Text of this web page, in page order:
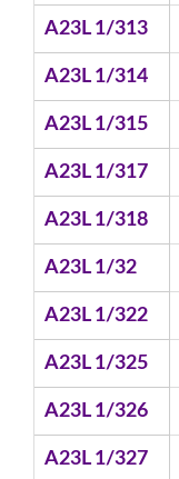
A23L 1/313
A23L 1/314
A23L 1/315
A23L 1/317
A23L 1/318
A23L 1/32
A23L 1/322
A23L 1/325
A23L 1/326
A23L 1/327